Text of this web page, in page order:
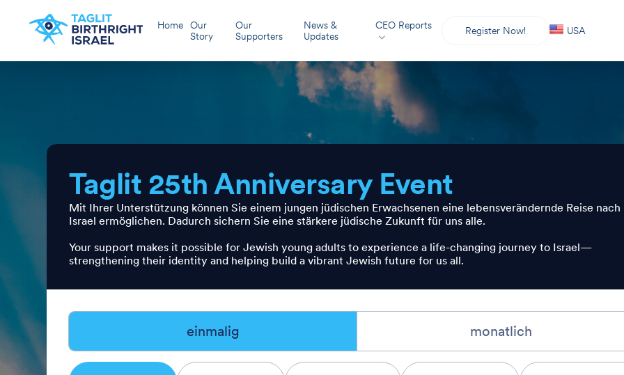
Home
Our
Story
Our
Supporters
News &
Updates
CEO Reports Register Now! USA
Taglit 25th Anniversary Event
Mit Ihrer Unterstützung können Sie einem jungen jüdischen Erwachsenen eine lebensverändernde Reise nach
Israel ermöglichen. Dadurch sichern Sie eine stärkere jüdische Zukunft für uns alle.
Your support makes it possible for Jewish young adults to experience a life-changing journey to Israel—
strengthening their identity and helping build a vibrant Jewish future for us all.
einmalig monatlich